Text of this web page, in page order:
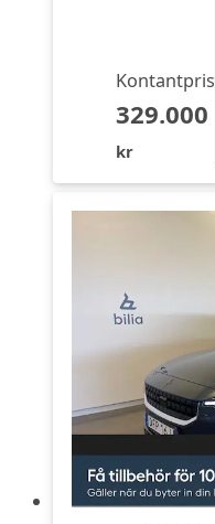
Kontantpris
329.000
kr